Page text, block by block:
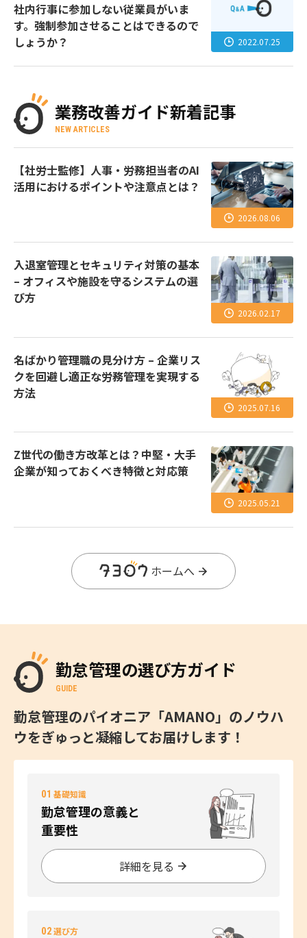
社内行事に参加しない従業員がいま
す。強制参加させることはできるので
しょうか？
2022.07.25
業務改善ガイド新着記事
NEW ARTICLES
【社労士監修】人事・労務担当者のAI
活用におけるポイントや注意点とは？
2026.08.06
入退室管理とセキュリティ対策の基本
– オフィスや施設を守るシステムの選
び方
2026.02.17
名ばかり管理職の見分け方 – 企業リス
クを回避し適正な労務管理を実現する
方法
2025.07.16
Z世代の働き方改革とは？中堅・大手
企業が知っておくべき特徴と対応策
2025.05.21
ホームへ
勤怠管理の選び方ガイド
GUIDE
勤怠管理のパイオニア「AMANO」のノウハ
ウをぎゅっと凝縮してお届けします！
01 基礎知識
勤怠管理の意義と
重要性
詳細を見る
02選び方